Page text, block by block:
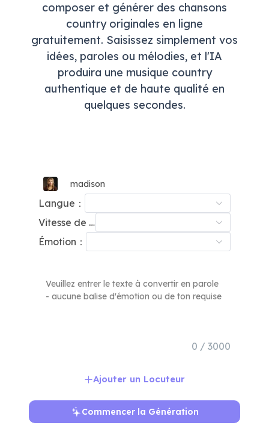
composer et générer des chansons
country originales en ligne
gratuitement. Saisissez simplement vos
idées, paroles ou mélodies, et l'IA
produira une musique country
authentique et de haute qualité en
quelques secondes.
madison
Langue：
Vitesse de Parole：
Émotion：
0 / 3000
Ajouter un Locuteur
Commencer la Génération